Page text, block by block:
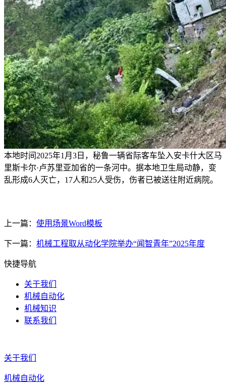
本地时间2025年1月3日，秘鲁一辆省际客车坠入安卡什大区马
里斯卡尔·卢苏里亚加省的一条河中。据本地卫生局动静，变
乱形成6人灭亡，17人和25人受伤，伤者已被送往附近病院。
上一篇： 使用场景Word模板
下一篇： 机械工程取从动化学院举办“闻智青年”2025年度
快捷导航
关于我们
机械自动化
机械知识
联系我们
关于我们
机械自动化